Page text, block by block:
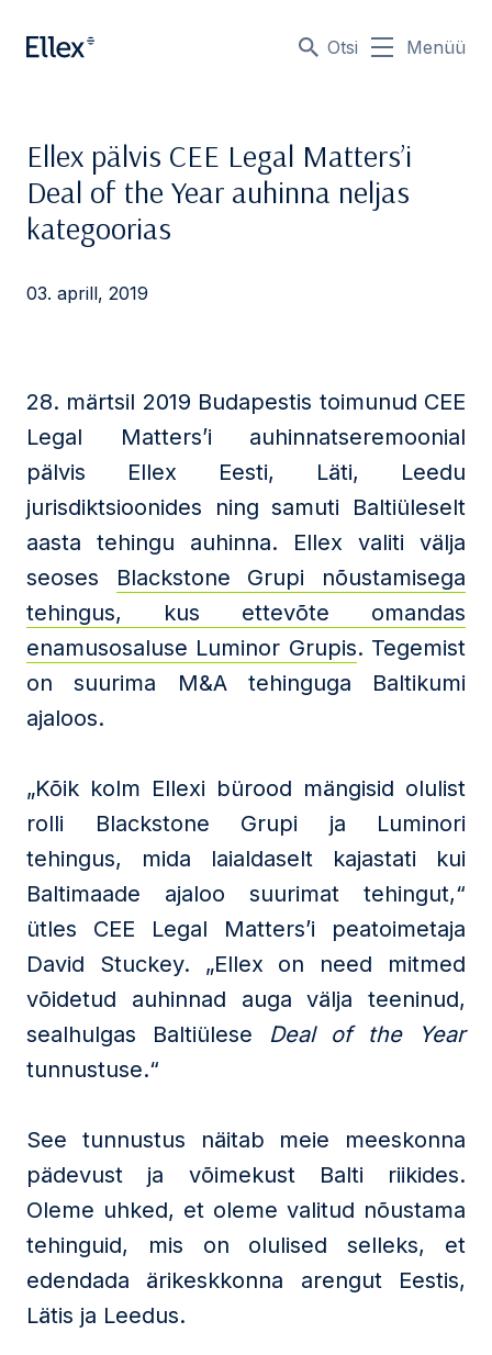
Otsi Menüü
Ellex pälvis CEE Legal Matters’i
Deal of the Year auhinna neljas
kategoorias
03. aprill, 2019
28. märtsil 2019 Budapestis toimunud CEE
Legal Matters’i auhinnatseremoonial
pälvis Ellex Eesti, Läti, Leedu
jurisdiktsioonides ning samuti Baltiüleselt
aasta tehingu auhinna. Ellex valiti välja
seoses Blackstone Grupi nõustamisega
tehingus, kus ettevõte omandas
enamusosaluse Luminor Grupis. Tegemist
on suurima M&A tehinguga Baltikumi
ajaloos.
„Kõik kolm Ellexi bürood mängisid olulist
rolli Blackstone Grupi ja Luminori
tehingus, mida laialdaselt kajastati kui
Baltimaade ajaloo suurimat tehingut,“
ütles CEE Legal Matters’i peatoimetaja
David Stuckey. „Ellex on need mitmed
võidetud auhinnad auga välja teeninud,
sealhulgas Baltiülese Deal of the Year
tunnustuse.“
See tunnustus näitab meie meeskonna
pädevust ja võimekust Balti riikides.
Oleme uhked, et oleme valitud nõustama
tehinguid, mis on olulised selleks, et
edendada ärikeskkonna arengut Eestis,
Lätis ja Leedus.